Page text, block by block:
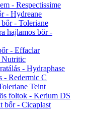
- Respectissime
- Hydreane
- Toleriane
hajlamos bőr -
- Effaclar
Nutritic
- Hydraphase
- Redermic C
Teint
foltok - Kerium DS
bőr - Cicaplast